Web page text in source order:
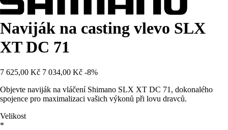
Naviják na casting vlevo SLX
XT DC 71
7 625,00 Kč 7 034,00 Kč -8%
Objevte naviják na vláčení Shimano SLX XT DC 71, dokonalého
spojence pro maximalizaci vašich výkonů při lovu dravců.
Velikost
*